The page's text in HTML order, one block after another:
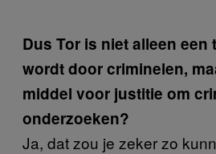
Dus Tor is niet alleen
wordt door criminelen,
middel voor justitie om
onderzoeken?
Ja, dat zou je zeker zo